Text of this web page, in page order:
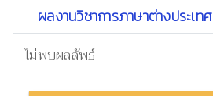
ผลงานวิชาการภาษาต่างประเทศ
ไม่พบผลลัพธ์